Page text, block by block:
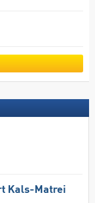
Kals-Matrei